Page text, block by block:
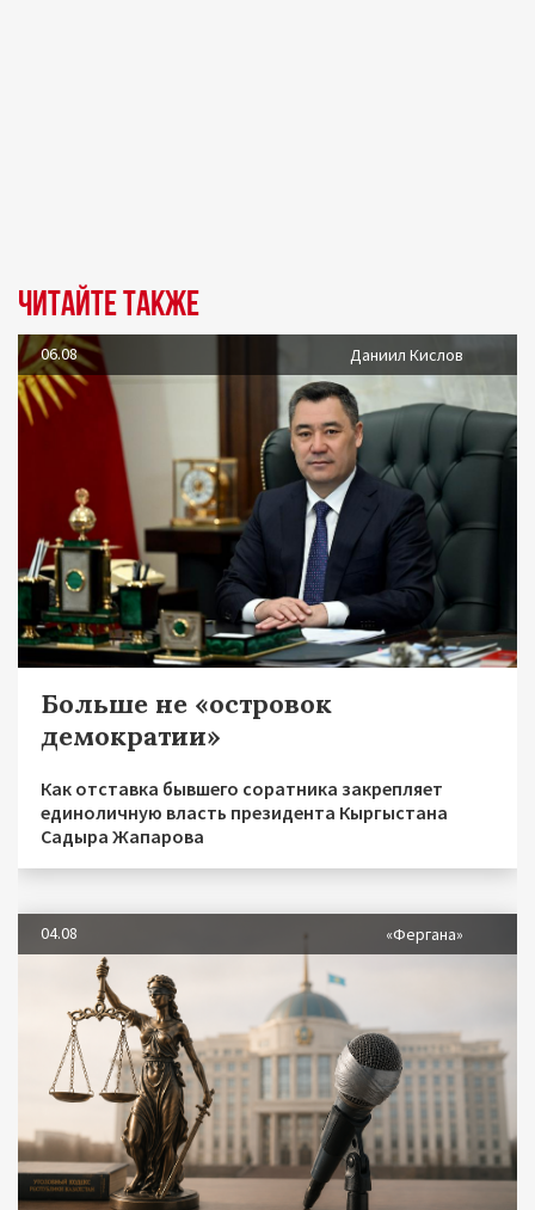
Читайте также
06.08 Даниил Кислов
Больше не «островок
демократии»
Как отставка бывшего соратника закрепляет
единоличную власть президента Кыргыстана
Садыра Жапарова
04.08 «Фергана»